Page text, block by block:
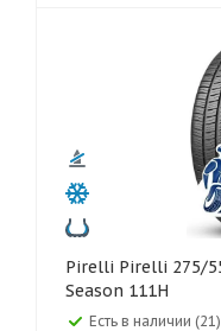
Pirelli Pirelli 275/55 R19 Scorpion Zero All
Season 111H
Есть в наличии (21)